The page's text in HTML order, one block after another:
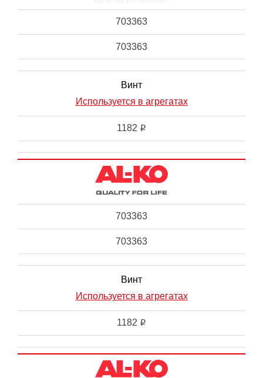
703363
703363
Винт
Используется в агрегатах
1182 i
703363
703363
Винт
Используется в агрегатах
1182 i